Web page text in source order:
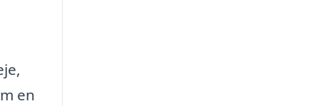
en